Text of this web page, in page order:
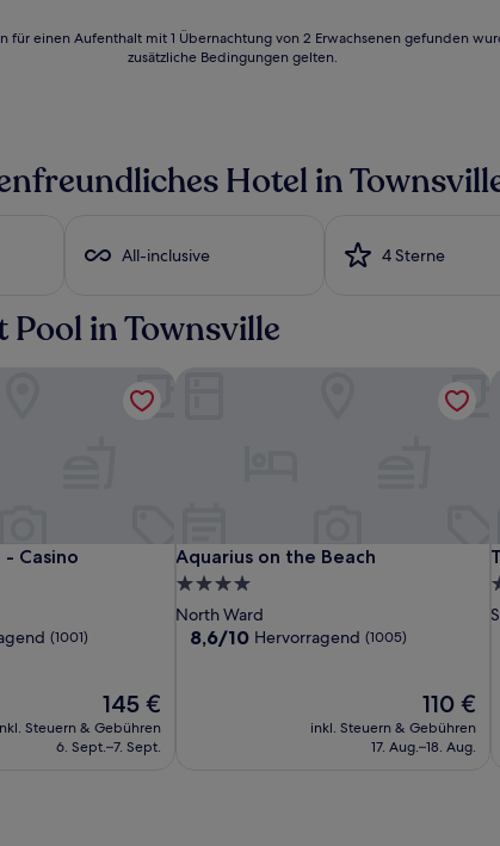
einen Aufenthalt mit 1 Übernachtung von 2 Erwachsenen gefunden
zusätzliche Bedingungen gelten.
Hotel in
All-inclusive 4 Sterne
in Townsville
Grand
Hotel
and
Apartments
The
Ville
Resort
- Casino
Casino
(1001)
Der
Preis
beträgt
145 €
Steuern & Gebühren
6. Sept.–7. Sept.
Aquarius
on
the
Beach
Aquarius on the Beach
Aquarius on the Beach
4.0-
Sterne-
Unterkunft
North Ward
8.6
8,6/10 Hervorragend (1005)
Der
Preis
beträgt
110 €
inkl. Steuern & Gebühren
17. Aug.–18. Aug.